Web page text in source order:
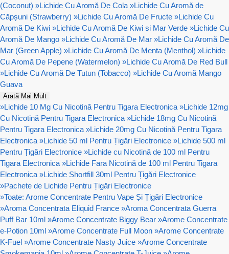
(Coconut) »Lichide Cu Aromă De Cola »Lichide Cu Aromă de
Căpșuni (Strawberry) »Lichide Cu Aromă De Fructe »Lichide Cu
Aromă De Kiwi »Lichide Cu Aromă De Kiwi si Mar Verde »Lichide Cu
Aromă De Mango »Lichide Cu Aromă De Mar »Lichide Cu Aromă De
Mar (Green Apple) »Lichide Cu Aromă De Menta (Menthol) »Lichide
Cu Aromă De Pepene (Watermelon) »Lichide Cu Aromă De Red Bull
»Lichide Cu Aromă De Tutun (Tobacco) »Lichide Cu Aromă Mango
Guava
Arată Mai Mult
»Lichide 10 Mg Cu Nicotină Pentru Tigara Electronica »Lichide 12mg
Cu Nicotină Pentru Tigara Electronica »Lichide 18mg Cu Nicotină
Pentru Tigara Electronica »Lichide 20mg Cu Nicotină Pentru Tigara
Electronica »Lichide 50 ml Pentru Țigări Electronice »Lichide 500 ml
Pentru Țigări Electronice »Lichide cu Nicotină de 100 ml Pentru
Tigara Electronica »Lichide Fara Nicotină de 100 ml Pentru Tigara
Electronica »Lichide Shortfill 30ml Pentru Țigări Electronice
»Pachete de Lichide Pentru Țigări Electronice
»Toate: Arome Concentrate Pentru Vape Și Țigări Electronice
»Aroma Concentrata Eliquid France »Aroma Concentrata Guerra
Puff Bar 10ml »Arome Concentrate Biggy Bear »Arome Concentrate
e-Potion 10ml »Arome Concentrate Full Moon »Arome Concentrate
K-Fuel »Arome Concentrate Nasty Juice »Arome Concentrate